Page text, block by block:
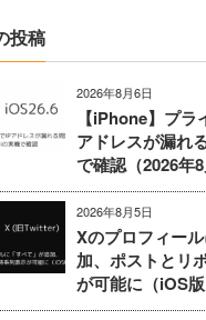
投稿
2026年8月6日
【iPhone】プ
アドレスが漏れ
で確認（2026年
2026年8月5日
Xのプロフィー
加、ポストとリ
が可能に（iOS